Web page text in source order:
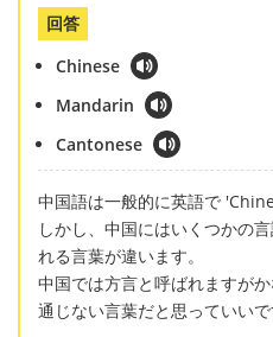
回答
Chinese
Mandarin
Cantonese
中国語は一般的に英語で
しかし、中国にはいくつかの
れる言葉が違います。
中国では方言と呼ばれますが
通じない言葉だと思っていいで